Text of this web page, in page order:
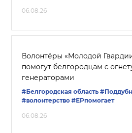
06.08.26
Волонтёры «Молодой
помогут белгородцам с
генераторами
#Белгородская область
#волонтерство #ЕРпомогает
06.08.26